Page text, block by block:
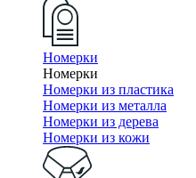
Номерки
Номерки
Номерки из пластика
Номерки из металла
Номерки из дерева
Номерки из кожи